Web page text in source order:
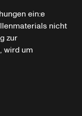
ein:e
nicht
zur
wird um